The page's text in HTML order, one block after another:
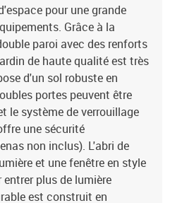
plastique (PP) avec renfort en
rainurés prédécoupésParois
fenêtre en style victorien et un
durable supportant la neige
de verrouillage en acier
des murs à peindreFaible
net : 166 kgMatériau sans
à concevoirFacile à peindreContient
à gauche ou à droite
pour une grande
Grâce à la
paroi avec des renforts
de haute qualité est très
d'un sol robuste en
portes peuvent être
le système de verrouillage
une sécurité
non inclus). L'abri de
et une fenêtre en style
plus de lumière
est construit en